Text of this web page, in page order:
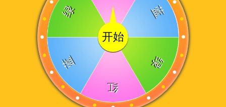
开始
蓝
绿
红
蓝
绿